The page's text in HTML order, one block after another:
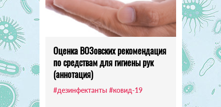
Оценка ВОЗовских рекомендация
по средствам для гигиены рук
(аннотация)
#дезинфектанты #ковид-19